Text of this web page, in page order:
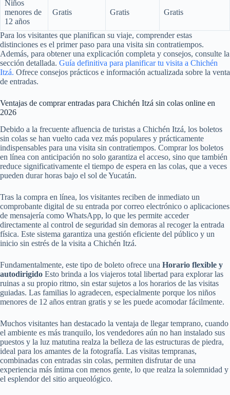
Niños
menores de
12 años
Gratis Gratis Gratis
Para los visitantes que planifican su viaje, comprender estas
distinciones es el primer paso para una visita sin contratiempos.
Además, para obtener una explicación completa y consejos, consulte la
sección detallada. Guía definitiva para planificar tu visita a Chichén
Itzá. Ofrece consejos prácticos e información actualizada sobre la venta
de entradas.
Ventajas de comprar entradas para Chichén Itzá sin colas online en
2026
Debido a la frecuente afluencia de turistas a Chichén Itzá, los boletos
sin colas se han vuelto cada vez más populares y prácticamente
indispensables para una visita sin contratiempos. Comprar los boletos
en línea con anticipación no solo garantiza el acceso, sino que también
reduce significativamente el tiempo de espera en las colas, que a veces
pueden durar horas bajo el sol de Yucatán.
Tras la compra en línea, los visitantes reciben de inmediato un
comprobante digital de su entrada por correo electrónico o aplicaciones
de mensajería como WhatsApp, lo que les permite acceder
directamente al control de seguridad sin demoras al recoger la entrada
física. Este sistema garantiza una gestión eficiente del público y un
inicio sin estrés de la visita a Chichén Itzá.
Fundamentalmente, este tipo de boleto ofrece una Horario flexible y
autodirigido Esto brinda a los viajeros total libertad para explorar las
ruinas a su propio ritmo, sin estar sujetos a los horarios de las visitas
guiadas. Las familias lo agradecen, especialmente porque los niños
menores de 12 años entran gratis y se les puede acomodar fácilmente.
Muchos visitantes han destacado la ventaja de llegar temprano, cuando
el ambiente es más tranquilo, los vendedores aún no han instalado sus
puestos y la luz matutina realza la belleza de las estructuras de piedra,
ideal para los amantes de la fotografía. Las visitas tempranas,
combinadas con entradas sin colas, permiten disfrutar de una
experiencia más íntima con menos gente, lo que realza la solemnidad y
el esplendor del sitio arqueológico.